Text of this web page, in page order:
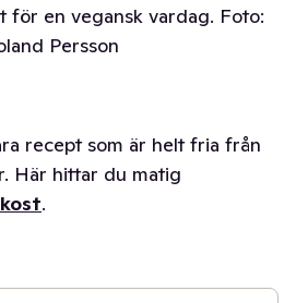
för en vegansk vardag. Foto:
Persson
recept som är helt fria från
Här hittar du matig
.